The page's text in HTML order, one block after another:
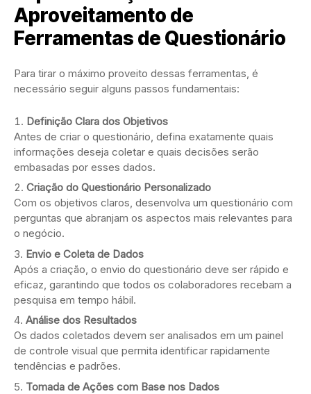
Aproveitamento de
Ferramentas de Questionário
Para tirar o máximo proveito dessas ferramentas, é
necessário seguir alguns passos fundamentais:
Definição Clara dos Objetivos
Antes de criar o questionário, defina exatamente quais
informações deseja coletar e quais decisões serão
embasadas por esses dados.
Criação do Questionário Personalizado
Com os objetivos claros, desenvolva um questionário com
perguntas que abranjam os aspectos mais relevantes para
o negócio.
Envio e Coleta de Dados
Após a criação, o envio do questionário deve ser rápido e
eficaz, garantindo que todos os colaboradores recebam a
pesquisa em tempo hábil.
Análise dos Resultados
Os dados coletados devem ser analisados em um painel
de controle visual que permita identificar rapidamente
tendências e padrões.
Tomada de Ações com Base nos Dados